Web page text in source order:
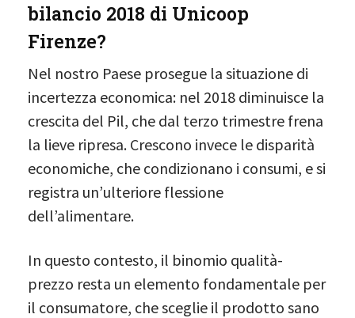
bilancio 2018 di Unicoop
Firenze?
Nel nostro Paese prosegue la situazione di
incertezza economica: nel 2018 diminuisce la
crescita del Pil, che dal terzo trimestre frena
la lieve ripresa. Crescono invece le disparità
economiche, che condizionano i consumi, e si
registra un’ulteriore flessione
dell’alimentare.
In questo contesto, il binomio qualità-
prezzo resta un elemento fondamentale per
il consumatore, che sceglie il prodotto sano